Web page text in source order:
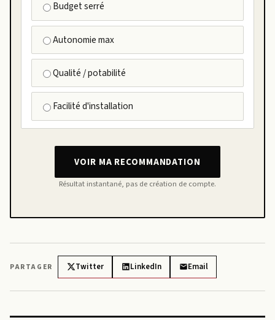
Budget serré
Autonomie max
Qualité / potabilité
Facilité d'installation
VOIR MA RECOMMANDATION
Résultat instantané, pas de création de compte.
PARTAGER Twitter LinkedIn Email